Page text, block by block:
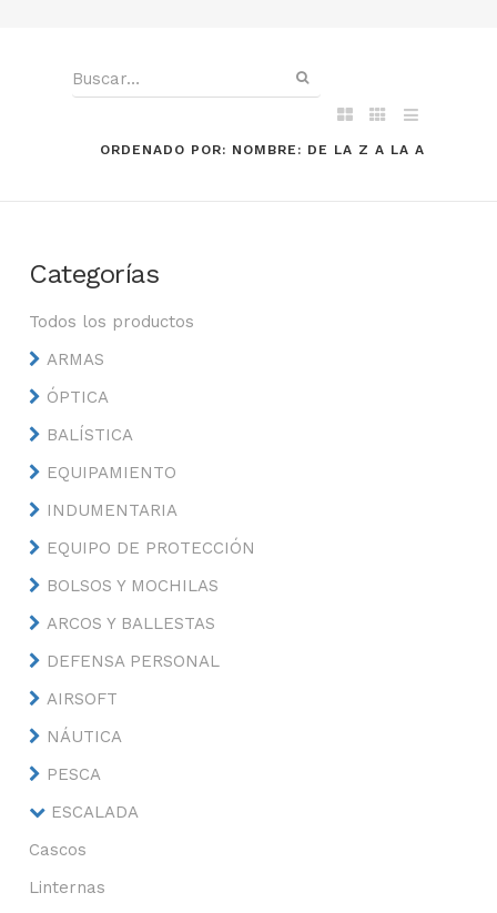
ORDENADO POR: NOMBRE: DE LA Z A LA A
Categorías
Todos los productos
ARMAS
ÓPTICA
BALÍSTICA
EQUIPAMIENTO
INDUMENTARIA
EQUIPO DE PROTECCIÓN
BOLSOS Y MOCHILAS
ARCOS Y BALLESTAS
DEFENSA PERSONAL
AIRSOFT
NÁUTICA
PESCA
ESCALADA
Cascos
Linternas